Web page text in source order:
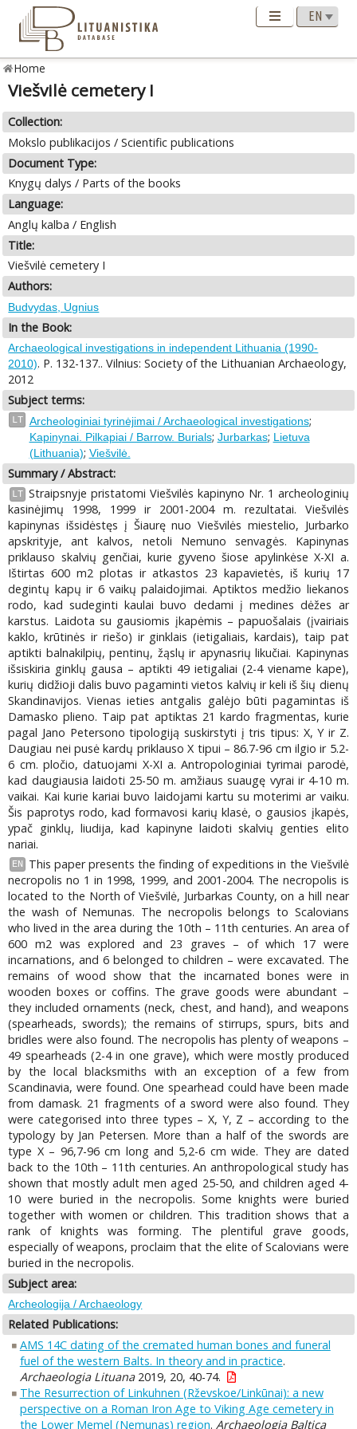
Home
Viešvilė cemetery I
Collection:
Mokslo publikacijos / Scientific publications
Document Type:
Knygų dalys / Parts of the books
Language:
Anglų kalba / English
Title:
Viešvilė cemetery I
Authors:
Budvydas, Ugnius
In the Book:
Archaeological investigations in independent Lithuania (1990-
2010). P. 132-137.. Vilnius: Society of the Lithuanian Archaeology,
2012
Subject terms:
LT Archeologiniai tyrinėjimai / Archaeological investigations;
Kapinynai. Pilkapiai / Barrow. Burials; Jurbarkas; Lietuva
(Lithuania); Viešvilė.
Summary / Abstract:
LT Straipsnyje pristatomi Viešvilės kapinyno Nr. 1 archeologinių
kasinėjimų 1998, 1999 ir 2001-2004 m. rezultatai. Viešvilės
kapinynas išsidėstęs į Šiaurę nuo Viešvilės miestelio, Jurbarko
apskrityje, ant kalvos, netoli Nemuno senvagės. Kapinynas
priklauso skalvių genčiai, kurie gyveno šiose apylinkėse X-XI a.
Ištirtas 600 m2 plotas ir atkastos 23 kapavietės, iš kurių 17
degintų kapų ir 6 vaikų palaidojimai. Aptiktos medžio liekanos
rodo, kad sudeginti kaulai buvo dedami į medines dėžes ar
karstus. Laidota su gausiomis įkapėmis – papuošalais (įvairiais
kaklo, krūtinės ir riešo) ir ginklais (ietigaliais, kardais), taip pat
aptikti balnakilpių, pentinų, žąslų ir apynasrių likučiai. Kapinynas
išsiskiria ginklų gausa – aptikti 49 ietigaliai (2-4 viename kape),
kurių didžioji dalis buvo pagaminti vietos kalvių ir keli iš šių dienų
Skandinavijos. Vienas ieties antgalis galėjo būti pagamintas iš
Damasko plieno. Taip pat aptiktas 21 kardo fragmentas, kurie
pagal Jano Petersono tipologiją suskirstyti į tris tipus: X, Y ir Z.
Daugiau nei pusė kardų priklauso X tipui – 86.7-96 cm ilgio ir 5.2-
6 cm. pločio, datuojami X-XI a. Antropologiniai tyrimai parodė,
kad daugiausia laidoti 25-50 m. amžiaus suaugę vyrai ir 4-10 m.
vaikai. Kai kurie kariai buvo laidojami kartu su moterimi ar vaiku.
Šis paprotys rodo, kad formavosi karių klasė, o gausios įkapės,
ypač ginklų, liudija, kad kapinyne laidoti skalvių genties elito
nariai.
EN
This paper presents the finding of expeditions in the Viešvilė
necropolis no 1 in 1998, 1999, and 2001-2004. The necropolis is
located to the North of Viešvilė, Jurbarkas County, on a hill near
the wash of Nemunas. The necropolis belongs to Scalovians
who lived in the area during the 10th – 11th centuries. An area of
600 m2 was explored and 23 graves – of which 17 were
incarnations, and 6 belonged to children – were excavated. The
remains of wood show that the incarnated bones were in
wooden boxes or coffins. The grave goods were abundant –
they included ornaments (neck, chest, and hand), and weapons
(spearheads, swords); the remains of stirrups, spurs, bits and
bridles were also found. The necropolis has plenty of weapons –
49 spearheads (2-4 in one grave), which were mostly produced
by the local blacksmiths with an exception of a few from
Scandinavia, were found. One spearhead could have been made
from damask. 21 fragments of a sword were also found. They
were categorised into three types – X, Y, Z – according to the
typology by Jan Petersen. More than a half of the swords are
type X – 96,7-96 cm long and 5,2-6 cm wide. They are dated
back to the 10th – 11th centuries. An anthropological study has
shown that mostly adult men aged 25-50, and children aged 4-
10 were buried in the necropolis. Some knights were buried
together with women or children. This tradition shows that a
rank of knights was forming. The plentiful grave goods,
especially of weapons, proclaim that the elite of Scalovians were
buried in the necropolis.
Subject area:
Archeologija / Archaeology
Related Publications:
AMS 14C dating of the cremated human bones and funeral
fuel of the western Balts. In theory and in practice.
Archaeologia Lituana2019, 20, 40-74.
The Resurrection of Linkuhnen (Rževskoe/Linkūnai): a new
perspective on a Roman Iron Age to Viking Age cemetery in
the Lower Memel (Nemunas) region. Archaeologia Baltica